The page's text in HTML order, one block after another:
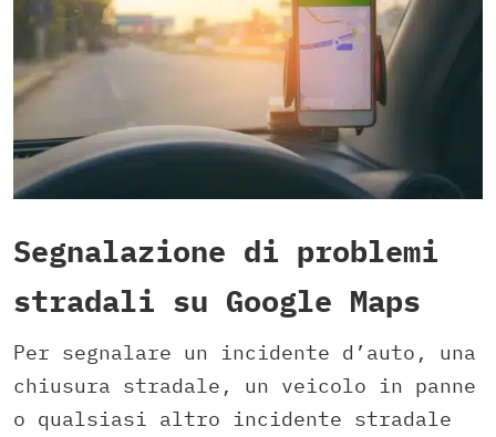
Segnalazione di problemi
stradali su Google Maps
Per segnalare un incidente d’auto, una
chiusura stradale, un veicolo in panne
o qualsiasi altro incidente stradale